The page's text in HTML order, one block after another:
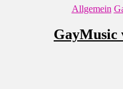
Allgemein
GayMusic